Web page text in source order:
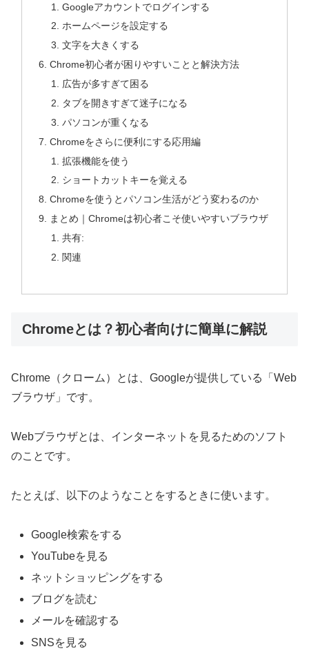
Googleアカウントでログインする
ホームページを設定する
文字を大きくする
Chrome初心者が困りやすいことと解決方法
広告が多すぎて困る
タブを開きすぎて迷子になる
パソコンが重くなる
Chromeをさらに便利にする応用編
拡張機能を使う
ショートカットキーを覚える
Chromeを使うとパソコン生活がどう変わるのか
まとめ｜Chromeは初心者こそ使いやすいブラウザ
共有:
関連
Chromeとは？初心者向けに簡単に解説
Chrome（クローム）とは、Googleが提供している「Web
ブラウザ」です。
Webブラウザとは、インターネットを見るためのソフト
のことです。
たとえば、以下のようなことをするときに使います。
Google検索をする
YouTubeを見る
ネットショッピングをする
ブログを読む
メールを確認する
SNSを見る